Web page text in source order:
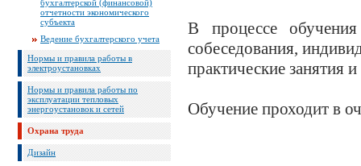
бухгалтерской (финансовой)
отчетности экономического
субъекта
Ведение бухгалтерского учета
Нормы и правила работы в
электроустановках
Нормы и правила работы по
эксплуатации тепловых
энергоустановок и сетей
Охрана труда
Дизайн
В процессе
собеседования,
практические занятия
Обучение проходит в